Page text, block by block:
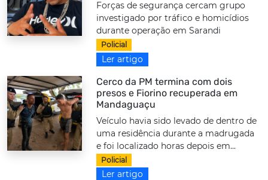
Forças de segurança cercam grupo
investigado por tráfico e homicídios
durante operação em Sarandi
Policial
Ler artigo
Cerco da PM termina com dois
presos e Fiorino recuperada em
Mandaguaçu
Veículo havia sido levado de dentro de
uma residência durante a madrugada
e foi localizado horas depois em...
Policial
Ler artigo